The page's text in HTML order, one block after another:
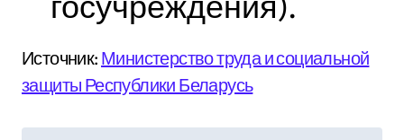
Источник: Министерство труда и социальной
защиты Республики Беларусь